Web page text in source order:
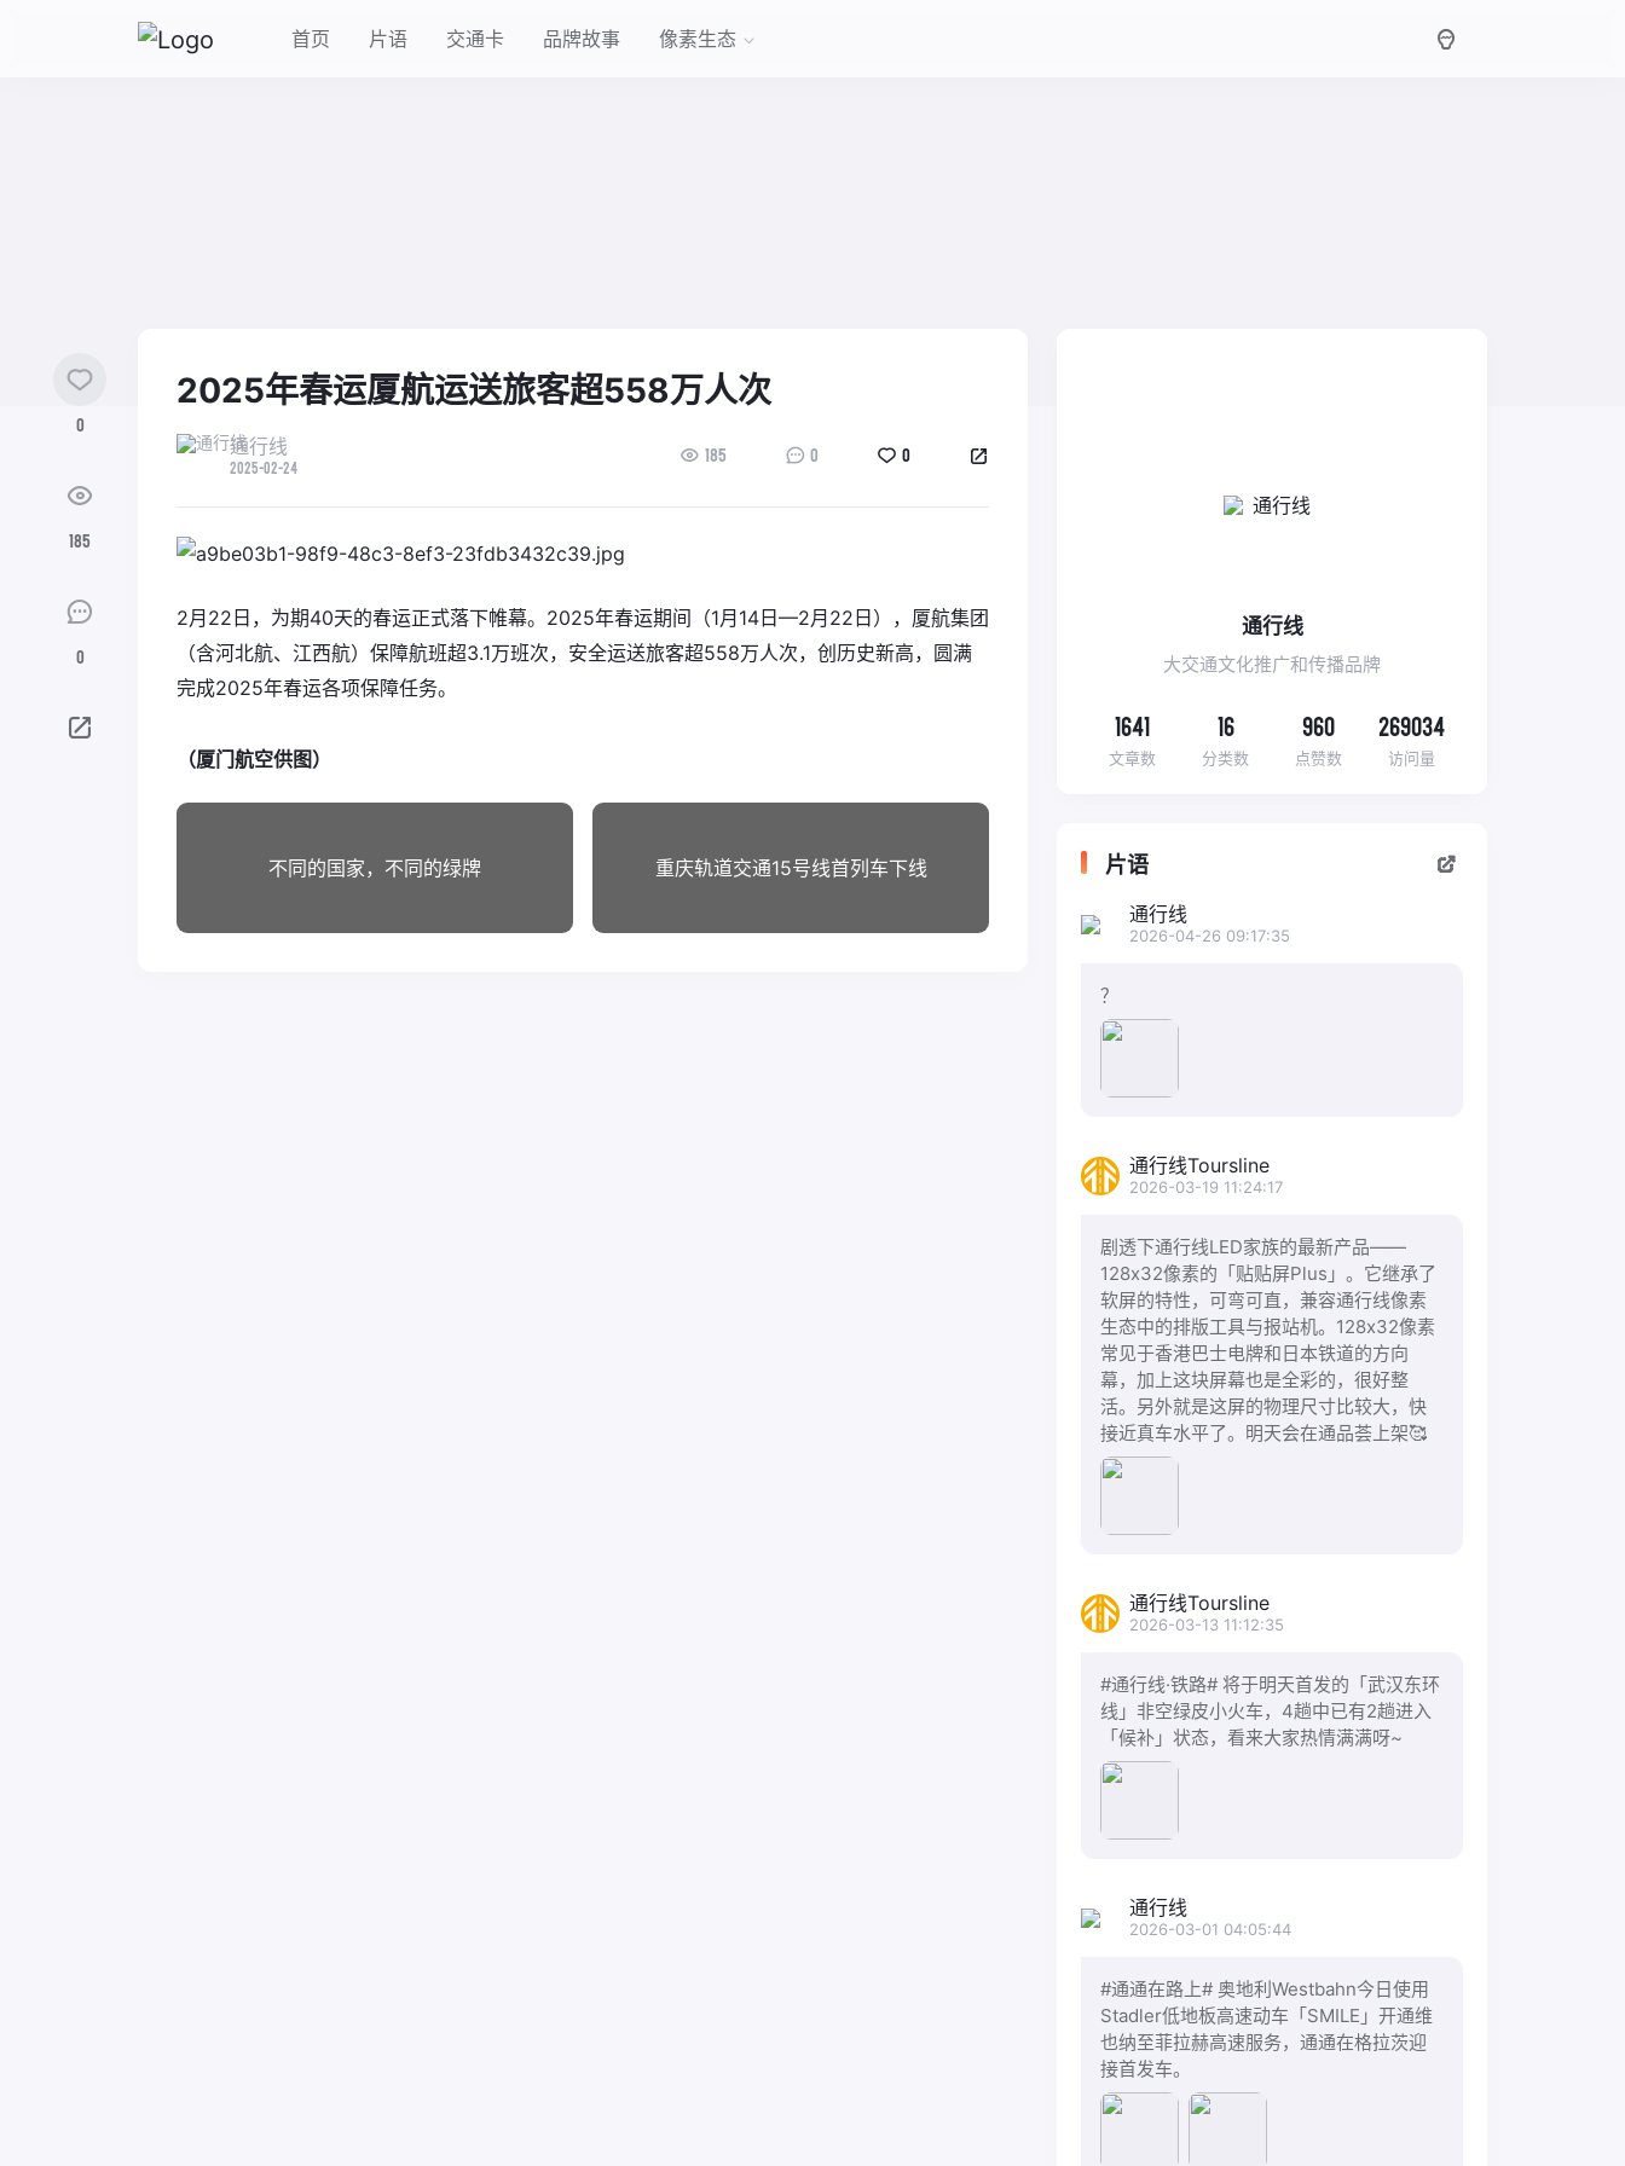
首页 片语 交通卡 品牌故事 像素生态
0
185
0
2025年春运厦航运送旅客超558万人次
通行线
2025-02-24
185 0 0
2月22日，为期40天的春运正式落下帷幕。2025年春运期间（1月14日—2月22日），厦航集团
（含河北航、江西航）保障航班超3.1万班次，安全运送旅客超558万人次，创历史新高，圆满
完成2025年春运各项保障任务。
（厦门航空供图）
不同的国家，不同的绿牌 重庆轨道交通15号线首列车下线
通行线
大交通文化推广和传播品牌
1641
文章数
16
分类数
960
点赞数
269034
访问量
片语
通行线
2026-04-26 09:17:35
？
通行线Toursline
2026-03-19 11:24:17
剧透下通行线LED家族的最新产品——
128x32像素的「贴贴屏Plus」。它继承了
软屏的特性，可弯可直，兼容通行线像素
生态中的排版工具与报站机。128x32像素
常见于香港巴士电牌和日本铁道的方向
幕，加上这块屏幕也是全彩的，很好整
活。另外就是这屏的物理尺寸比较大，快
接近真车水平了。明天会在通品荟上架🥰
通行线Toursline
2026-03-13 11:12:35
#通行线·铁路# 将于明天首发的「武汉东环
线」非空绿皮小火车，4趟中已有2趟进入
「候补」状态，看来大家热情满满呀~
通行线
2026-03-01 04:05:44
#通通在路上# 奥地利Westbahn今日使用
Stadler低地板高速动车「SMILE」开通维
也纳至菲拉赫高速服务，通通在格拉茨迎
接首发车。